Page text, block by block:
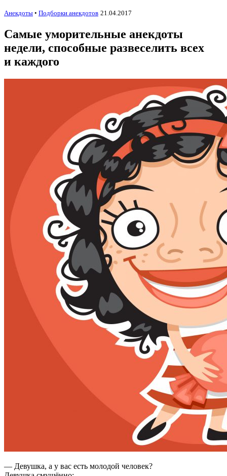
Анекдоты • Подборки анекдотов 21.04.2017
Самые уморительные анекдоты
недели, способные развеселить всех
и каждого
— Девушка, а у вас есть молодой человек?